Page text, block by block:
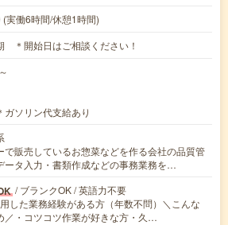
実働6時間/休憩1時間)
＊開始日はご相談ください！
ソリン代支給あり
で販売しているお惣菜などを作る会社の品質管
ータ入力・書類作成などの事務業務を…
/ ブランクOK / 英語力不要
した業務経験がある方（年数不問）＼こんな
／・コツコツ作業が好きな方・久…